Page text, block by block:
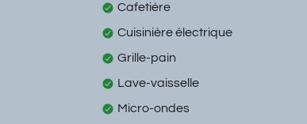
Cafetière
Cuisinière électrique
Grille-pain
Lave-vaisselle
Micro-ondes